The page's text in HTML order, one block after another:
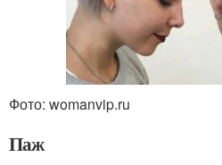
Фото: womanvip.ru
Паж